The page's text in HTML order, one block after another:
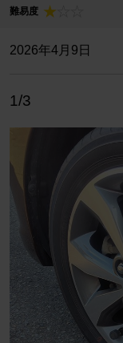
難易度
2026年4月9日
1/3